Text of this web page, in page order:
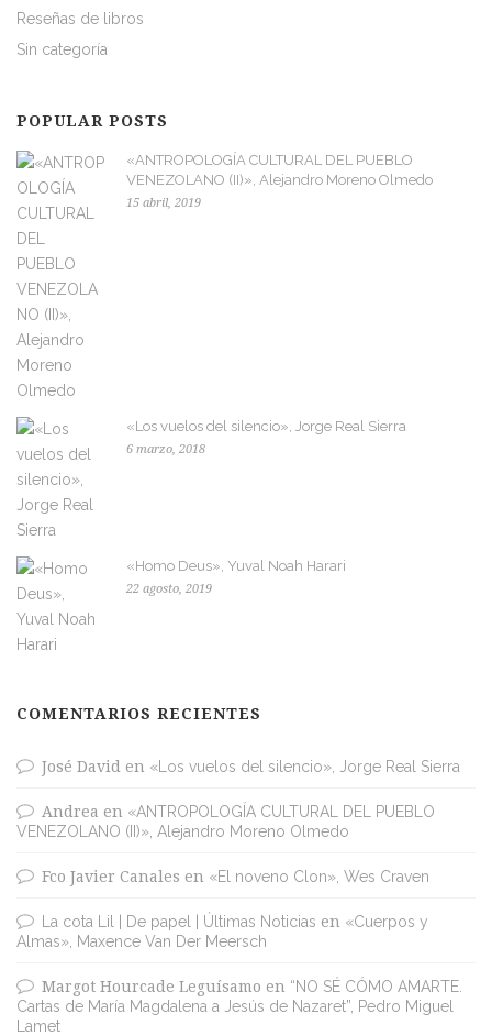
Reseñas de libros
Sin categoría
POPULAR POSTS
«ANTROPOLOGÍA CULTURAL DEL PUEBLO
VENEZOLANO (II)», Alejandro Moreno Olmedo
15 abril, 2019
«Los vuelos del silencio», Jorge Real Sierra
6 marzo, 2018
«Homo Deus», Yuval Noah Harari
22 agosto, 2019
COMENTARIOS RECIENTES
José David en «Los vuelos del silencio», Jorge Real Sierra
Andrea en «ANTROPOLOGÍA CULTURAL DEL PUEBLO
VENEZOLANO (II)», Alejandro Moreno Olmedo
Fco Javier Canales en «El noveno Clon», Wes Craven
La cota Lil | De papel | Últimas Noticias en «Cuerpos y
Almas», Maxence Van Der Meersch
Margot Hourcade Leguísamo en “NO SÉ CÓMO AMARTE.
Cartas de María Magdalena a Jesús de Nazaret”, Pedro Miguel
Lamet